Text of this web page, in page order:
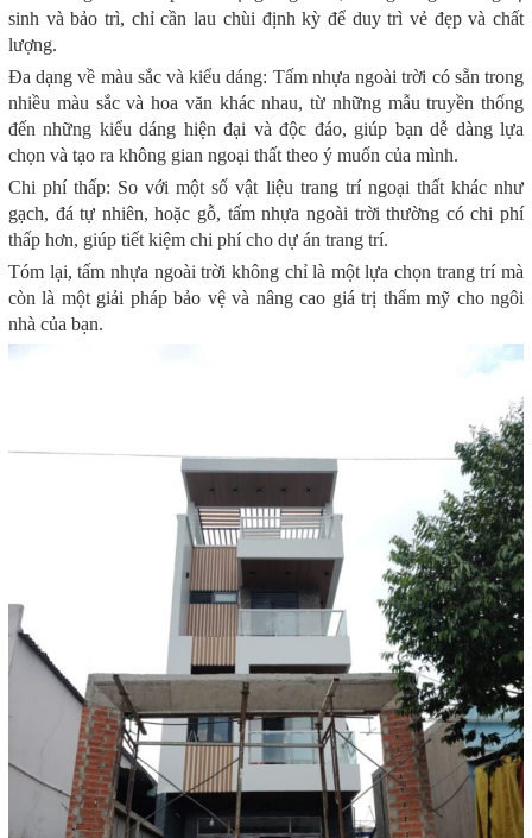
sinh và bảo trì, chỉ cần lau chùi định kỳ để duy trì vẻ đẹp và chất
lượng.
Đa dạng về màu sắc và kiểu dáng: Tấm nhựa ngoài trời có sẵn trong
nhiều màu sắc và hoa văn khác nhau, từ những mẫu truyền thống
đến những kiểu dáng hiện đại và độc đáo, giúp bạn dễ dàng lựa
chọn và tạo ra không gian ngoại thất theo ý muốn của mình.
Chi phí thấp: So với một số vật liệu trang trí ngoại thất khác như
gạch, đá tự nhiên, hoặc gỗ, tấm nhựa ngoài trời thường có chi phí
thấp hơn, giúp tiết kiệm chi phí cho dự án trang trí.
Tóm lại, tấm nhựa ngoài trời không chỉ là một lựa chọn trang trí mà
còn là một giải pháp bảo vệ và nâng cao giá trị thẩm mỹ cho ngôi
nhà của bạn.